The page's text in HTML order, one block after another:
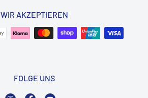
WIR AKZEPTIEREN
FOLGE UNS
InstagramFacebook